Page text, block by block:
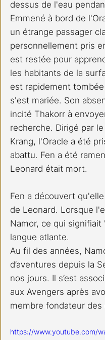
dessus de l'eau
Emmené à bord de
un étrange passager
personnellement pris
est restée pour
les habitants de la
est rapidement
s'est mariée. Son
incité Thakorr à
recherche. Dirigé par
Krang, l'Oracle a été
abattu. Fen a été
Leonard était mort.
Fen a découvert
de Leonard. Lorsque
Namor, ce qui
langue atlante.
Au fil des années,
d’aventures depuis la
nos jours. Il s’est
aux Avengers après
membre fondateur des
https://www.youtube.com/